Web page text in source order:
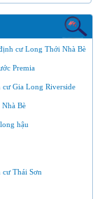
cư Long Thới Nhà Bè
Premia
cư Gia Long Riverside
Nhà Bè
hậu
cư Thái Sơn